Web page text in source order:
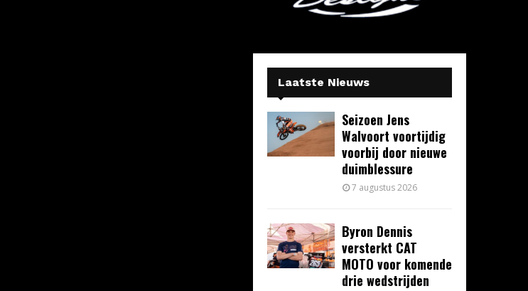
Laatste Nieuws
Seizoen Jens
Walvoort voortijdig
voorbij door nieuwe
duimblessure
7 augustus 2026
Byron Dennis
versterkt CAT
MOTO voor komende
drie wedstrijden